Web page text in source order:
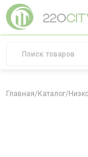
Главная/Каталог/